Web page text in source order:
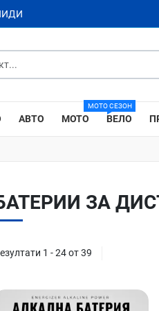
АВТО МОТО
МОТО СЕЗОН
ВЕЛО
ЗА
1 - 24 от 39